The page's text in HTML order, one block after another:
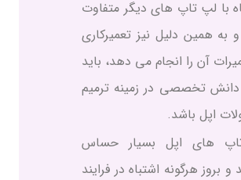
با لپ تاپ های دیگر متفاوت
به همین دلیل نیز تعمیرکاری
آن را انجام می دهد، باید
دانش تخصصی در زمینه ترمیم
اپل باشد.
های اپل بسیار حساس
بروز هرگونه اشتباه در فرایند